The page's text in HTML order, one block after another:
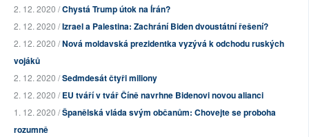
2. 12. 2020 /Chystá Trump útok na Írán?
2. 12. 2020 /Izrael a Palestina: Zachrání Biden dvoustátní řešení?
2. 12. 2020 /Nová moldavská prezidentka vyzývá k odchodu ruských
vojáků
2. 12. 2020 /Sedmdesát čtyři miliony
2. 12. 2020 /EU tváří v tvář Číně navrhne Bidenovi novou alianci
1. 12. 2020 /Španělská vláda svým občanům: Chovejte se proboha
rozumně